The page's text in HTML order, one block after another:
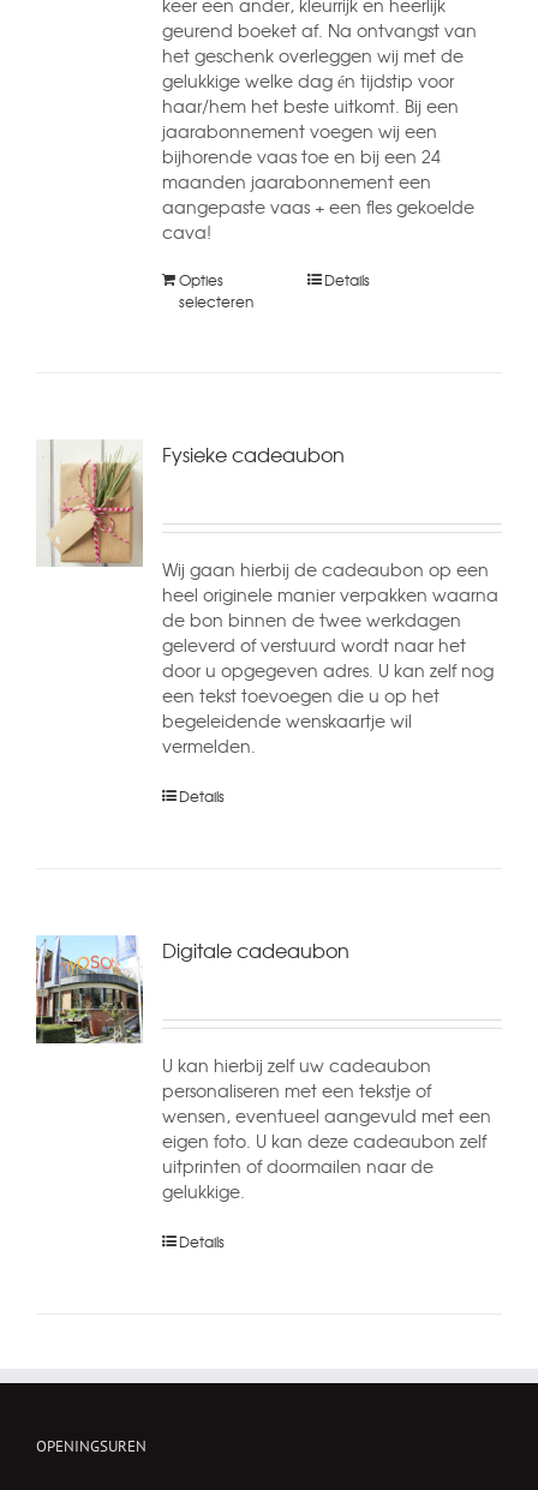
keer een ander, kleurrijk en heerlijk
geurend boeket af. Na ontvangst van
het geschenk overleggen wij met de
gelukkige welke dag én tijdstip voor
haar/hem het beste uitkomt. Bij een
jaarabonnement voegen wij een
bijhorende vaas toe en bij een 24
maanden jaarabonnement een
aangepaste vaas + een fles gekoelde
cava!
Opties
selecteren
Details
Fysieke cadeaubon
Wij gaan hierbij de cadeaubon op een
heel originele manier verpakken waarna
de bon binnen de twee werkdagen
geleverd of verstuurd wordt naar het
door u opgegeven adres. U kan zelf nog
een tekst toevoegen die u op het
begeleidende wenskaartje wil
vermelden.
Details
Digitale cadeaubon
U kan hierbij zelf uw cadeaubon
personaliseren met een tekstje of
wensen, eventueel aangevuld met een
eigen foto. U kan deze cadeaubon zelf
uitprinten of doormailen naar de
gelukkige.
Details
OPENINGSUREN